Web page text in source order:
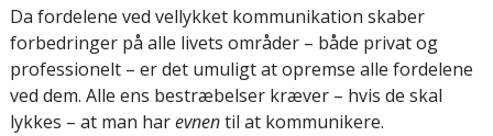
Da fordelene ved vellykket kommunikation skaber
forbedringer på alle livets områder – både privat og
professionelt – er det umuligt at opremse alle fordelene
ved dem. Alle ens bestræbelser kræver – hvis de skal
lykkes – at man harevnentil at kommunikere.